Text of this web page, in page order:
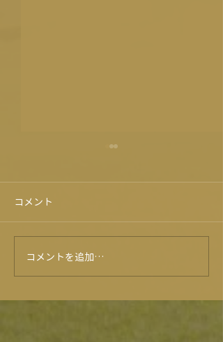
オードブル2023
コメント
コメントを追加…